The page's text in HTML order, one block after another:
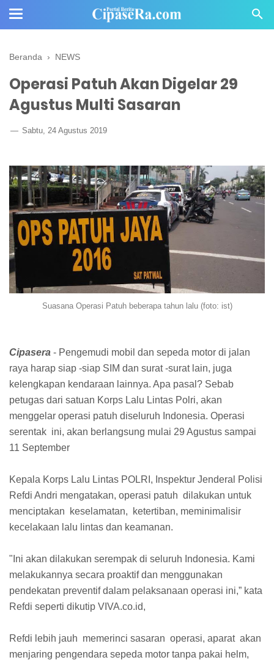
Beranda › NEWS
Operasi Patuh Akan Digelar 29
Agustus Multi Sasaran
Sabtu, 24 Agustus 2019
Suasana Operasi Patuh beberapa tahun lalu (foto: ist)
Cipasera - Pengemudi mobil dan sepeda motor di jalan
raya harap siap -siap SIM dan surat -surat lain, juga
kelengkapan kendaraan lainnya. Apa pasal? Sebab
petugas dari satuan Korps Lalu Lintas Polri, akan
menggelar operasi patuh diseluruh Indonesia. Operasi
serentak ini, akan berlangsung mulai 29 Agustus sampai
11 September
Kepala Korps Lalu Lintas POLRI, Inspektur Jenderal Polisi
Refdi Andri mengatakan, operasi patuh dilakukan untuk
menciptakan keselamatan, ketertiban, meminimalisir
kecelakaan lalu lintas dan keamanan.
"Ini akan dilakukan serempak di seluruh Indonesia. Kami
melakukannya secara proaktif dan menggunakan
pendekatan preventif dalam pelaksanaan operasi ini,” kata
Refdi seperti dikutip VIVA.co.id,
Refdi lebih jauh memerinci sasaran operasi, aparat akan
menjaring pengendara sepeda motor tanpa pakai helm,